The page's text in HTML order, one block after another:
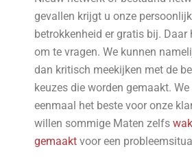
gevallen krijgt u onze
betrokkenheid er gratis bij. Daar
om te vragen. We kunnen
dan kritisch meekijken met de
keuzes die worden gemaakt.
eenmaal het beste voor onze
willen sommige Maten zelfs
gemaakt voor een